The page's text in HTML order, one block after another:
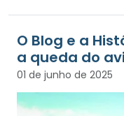
O Blog e a
a queda do
01 de junho de 2025